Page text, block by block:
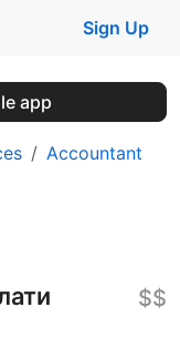
Sign Up
app
Accountant
$$